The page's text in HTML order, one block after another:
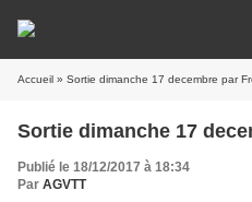
Accueil » Sortie dimanche 17 decembre par
Sortie dimanche 17
Publié le 18/12/2017 à 18:34
Par AGVTT